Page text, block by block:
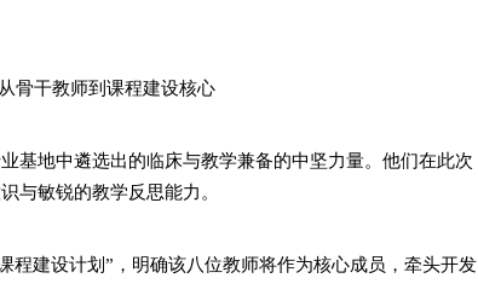
骨干教师到课程建设核心
基地中遴选出的临床与教学兼备的中坚力量。他们在此次
与敏锐的教学反思能力。
程建设计划”，明确该八位教师将作为核心成员，牵头开发